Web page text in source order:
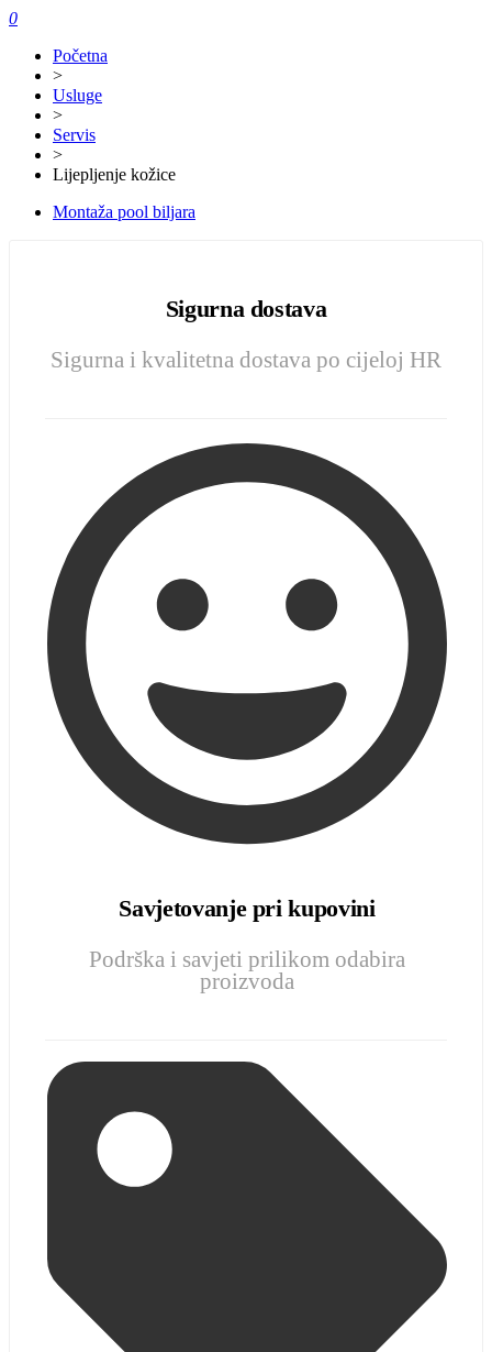
0
Početna
>
Usluge
>
Servis
>
Lijepljenje kožice
Montaža pool biljara
Sigurna dostava
Sigurna i kvalitetna dostava po cijeloj HR
Savjetovanje pri kupovini
Podrška i savjeti prilikom odabira
proizvoda